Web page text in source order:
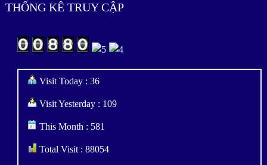
THỐNG KÊ TRUY CẬP
Visit Today : 36
Visit Yesterday : 109
This Month : 581
Total Visit : 88054